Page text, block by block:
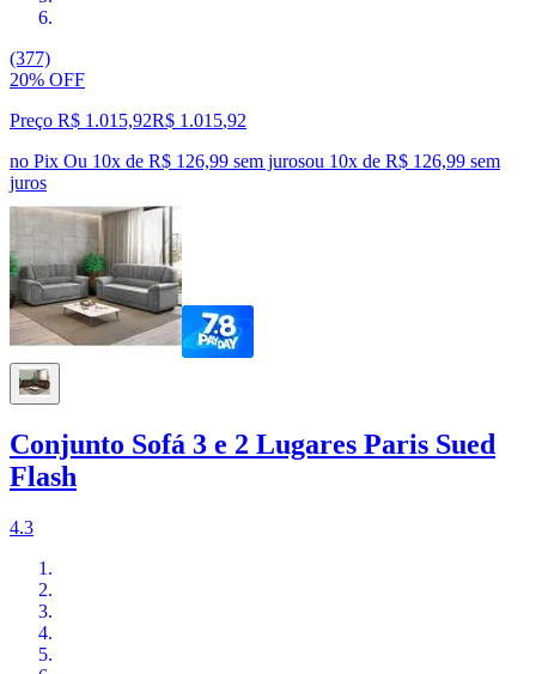
(377)
20% OFF
Preço R$ 1.015,92R$ 1.015,92
no Pix Ou 10x de R$ 126,99 sem jurosou 10x de R$ 126,99 sem
juros
Conjunto Sofá 3 e 2 Lugares Paris Sued
Flash
4.3